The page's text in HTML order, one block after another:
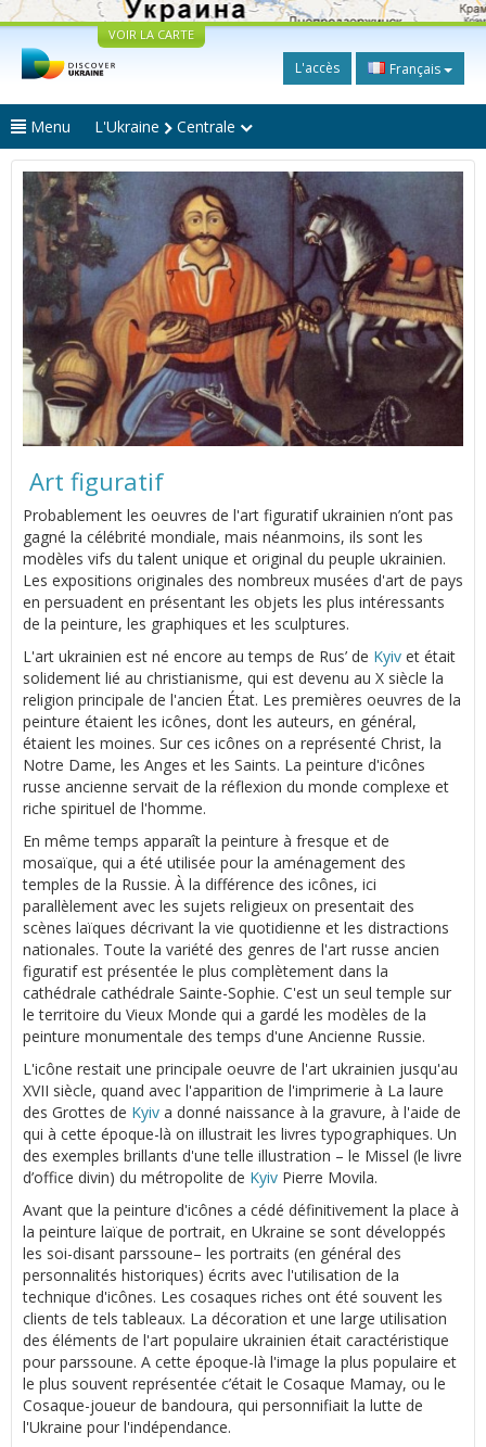
VOIR LA CARTE
L'accès Français
Menu L'Ukraine Centrale
Art figuratif
Probablement les oeuvres de l'art figuratif ukrainien n’ont pas
gagné la célébrité mondiale, mais néanmoins, ils sont les
modèles vifs du talent unique et original du peuple ukrainien.
Les expositions originales des nombreux musées d'art de pays
en persuadent en présentant les objets les plus intéressants
de la peinture, les graphiques et les sculptures.
L'art ukrainien est né encore au temps de Rus’ de Kyiv et était
solidement lié au christianisme, qui est devenu au Х siècle la
religion principale de l'ancien État. Les premières oeuvres de la
peinture étaient les icônes, dont les auteurs, en général,
étaient les moines. Sur ces icônes on a représenté Christ, la
Notre Dame, les Anges et les Saints. La peinture d'icônes
russe ancienne servait de la réflexion du monde complexe et
riche spirituel de l'homme.
En même temps apparaît la peinture à fresque et de
mosaïque, qui a été utilisée pour la aménagement des
temples de la Russie. À la différence des icônes, ici
parallèlement avec les sujets religieux on presentait des
scènes laïques décrivant la vie quotidienne et les distractions
nationales. Toute la variété des genres de l'art russe ancien
figuratif est présentée le plus complètement dans la
cathédrale cathédrale Sainte-Sophie. C'est un seul temple sur
le territoire du Vieux Monde qui a gardé les modèles de la
peinture monumentale des temps d'une Ancienne Russie.
L'icône restait une principale oeuvre de l'art ukrainien jusqu'au
XVII siècle, quand avec l'apparition de l'imprimerie à La laure
des Grottes de Kyiv a donné naissance à la gravure, à l'aide de
qui à cette époque-là on illustrait les livres typographiques. Un
des exemples brillants d'une telle illustration – le Missel (le livre
d’office divin) du métropolite de Kyiv Pierre Movila.
Avant que la peinture d'icônes a cédé définitivement la place à
la peinture laïque de portrait, en Ukraine se sont développés
les soi-disant parssoune– les portraits (en général des
personnalités historiques) écrits avec l'utilisation de la
technique d'icônes. Les cosaques riches ont été souvent les
clients de tels tableaux. La décoration et une large utilisation
des éléments de l'art populaire ukrainien était caractéristique
pour parssoune. A cette époque-là l'image la plus populaire et
le plus souvent représentée c’était le Cosaque Mamay, ou le
Cosaque-joueur de bandoura, qui personnifiait la lutte de
l'Ukraine pour l'indépendance.